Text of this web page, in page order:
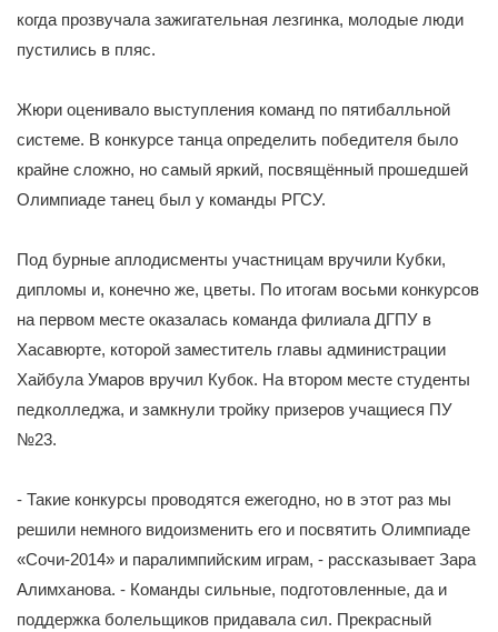
когда прозвучала зажигательная лезгинка, молодые люди
пустились в пляс.
Жюри оценивало выступления команд по пятибалльной
системе. В конкурсе танца определить победителя было
крайне сложно, но самый яркий, посвящённый прошедшей
Олимпиаде танец был у команды РГСУ.
Под бурные аплодисменты участницам вручили Кубки,
дипломы и, конечно же, цветы. По итогам восьми конкурсов
на первом месте оказалась команда филиала ДГПУ в
Хасавюрте, которой заместитель главы администрации
Хайбула Умаров вручил Кубок. На втором месте студенты
педколледжа, и замкнули тройку призеров учащиеся ПУ
№23.
- Такие конкурсы проводятся ежегодно, но в этот раз мы
решили немного видоизменить его и посвятить Олимпиаде
«Сочи-2014» и паралимпийским играм, - рассказывает Зара
Алимханова. - Команды сильные, подготовленные, да и
поддержка болельщиков придавала сил. Прекрасный